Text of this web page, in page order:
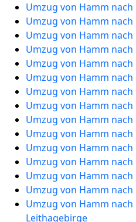
Umzug von Hamm nach
Umzug von Hamm nach
Umzug von Hamm nach
Umzug von Hamm nach
Umzug von Hamm nach
Umzug von Hamm nach
Umzug von Hamm nach
Umzug von Hamm nach
Umzug von Hamm nach
Umzug von Hamm nach
Umzug von Hamm nach
Umzug von Hamm nach
Umzug von Hamm nach
Umzug von Hamm
Umzug von Hamm
Leithagebirge